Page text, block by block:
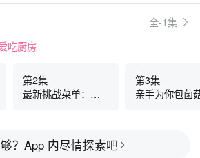
理节目。乃木坂里面喜欢"美食"的
沙友理，现在也非常想了解中国流
，跟着可爱的後辈4期生们一起
力怎么样呢？从为人所知的中国菜
次看到的料理，会出现什么菜
学好呢？
全-1集
吃厨房
第2集
最新挑战菜单：红
第3集
亲手为你包菌
？App 内尽情探索吧